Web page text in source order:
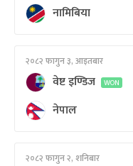
नामिबिया
२०८२ फागुन ३, आइतबार
वेष्ट इण्डिज WON
नेपाल
२०८२ फागुन २, शनिबार